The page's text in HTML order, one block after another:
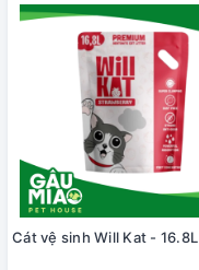
Cát vệ sinh Will Kat - 16.8L